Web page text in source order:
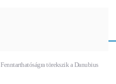
Fenntarthatóságra törekszik a Danubius